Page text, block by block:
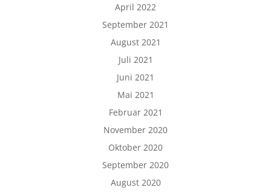
April 2022
September 2021
August 2021
Juli 2021
Juni 2021
Mai 2021
Februar 2021
November 2020
Oktober 2020
September 2020
August 2020